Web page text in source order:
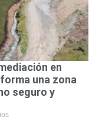
en
una zona
seguro y